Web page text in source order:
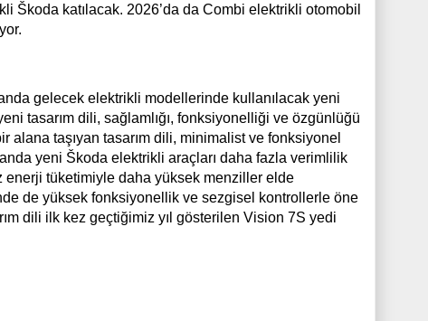
Škoda katılacak. 2026’da da Combi elektrikli otomobil
gelecek elektrikli modellerinde kullanılacak yeni
tasarım dili, sağlamlığı, fonksiyonelliği ve özgünlüğü
taşıyan tasarım dili, minimalist ve fonksiyonel
yeni Škoda elektrikli araçları daha fazla verimlilik
tüketimiyle daha yüksek menziller elde
de yüksek fonksiyonellik ve sezgisel kontrollerle öne
dili ilk kez geçtiğimiz yıl gösterilen Vision 7S yedi